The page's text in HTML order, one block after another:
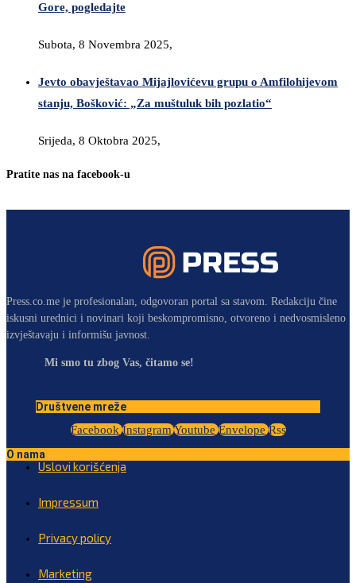
Gore, pogledajte
Subota, 8 Novembra 2025,
Jevto obavještavao Mijajlovićevu grupu o Amfilohijevom
stanju, Bošković: „Za muštuluk bih pozlatio“
Srijeda, 8 Oktobra 2025,
Pratite nas na facebook-u
Press.co.me je profesionalan, odgovoran portal sa stavom. Redakciju čine
iskusni urednici i novinari koji beskompromisno, otvoreno i nedvosmisleno
izvještavaju i informišu javnost.
Mi smo tu zbog Vas, čitamo se!
Društvene mreže
Facebook Instagram Youtube Envelope Rss
O nama
Uslovi korišćenja
Impressum
Privacy policy
Marketing